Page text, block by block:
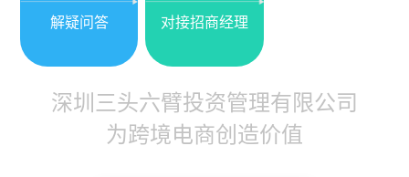
解疑问答 对接招商经理
深圳三头六臂投资管理有限公司
为跨境电商创造价值